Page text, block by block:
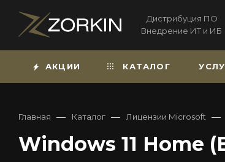
Дистрибуция ПО
Внедрение ИТ и ИБ
АКЦИИ КАТАЛОГ
Главная — Каталог — Лицензии Microsoft —
Windows 11 Home